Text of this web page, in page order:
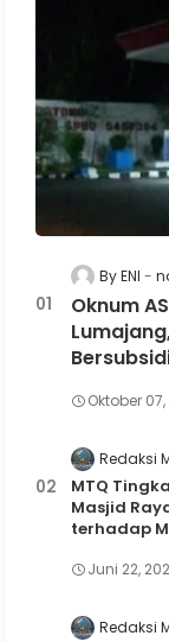
By ENI
Oknum
Oktober
Redaksi
MTQ
Masjid
terhadap
Juni 22,
Redaksi